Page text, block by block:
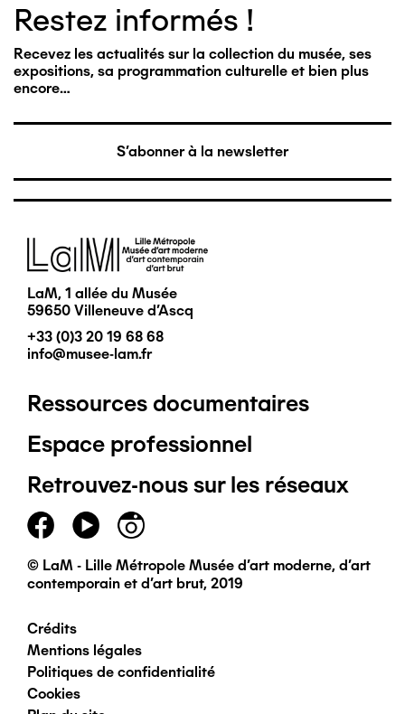
Restez informés !
Recevez les actualités sur la collection du musée, ses
expositions, sa programmation culturelle et bien plus
encore…
S'abonner à la newsletter
Image
LaM, 1 allée du Musée
59650 Villeneuve d'Ascq
+33 (0)3 20 19 68 68
info@musee-lam.fr
Pied
de
page
principal
Ressources documentaires
Espace professionnel
Retrouvez-nous sur les réseaux
© LaM - Lille Métropole Musée d'art moderne, d'art
contemporain et d'art brut, 2019
Pied
de
Crédits
Mentions légales
Politiques de confidentialité
Cookies